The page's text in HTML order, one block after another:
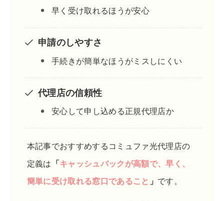
早く受け取れるほうが安心
申請のしやすさ
手続きが簡単なほうがミスしにくい
代理店の信頼性
安心して申し込める正規代理店か
本記事でおすすめするコミュファ光代理店の
定義は 「キャッシュバックが高額で、早く、
簡単に受け取れる窓口であること 」 です。